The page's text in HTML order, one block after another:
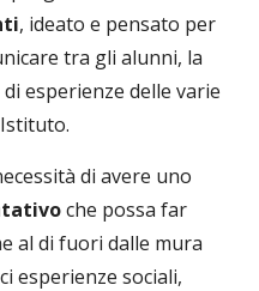
, ideato e pensato per
tra gli alunni, la
esperienze delle varie
di avere uno
che possa far
al di fuori dalle mura
esperienze sociali,